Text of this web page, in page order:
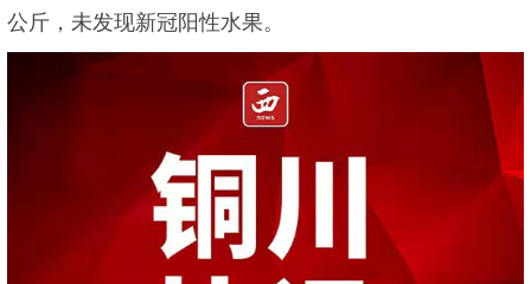
公斤，未发现新冠阳性水果。